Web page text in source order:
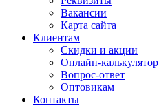
Вакансии
Карта сайта
Клиентам
Скидки и акции
Онлайн-калькулятор
Вопрос-ответ
Оптовикам
Контакты